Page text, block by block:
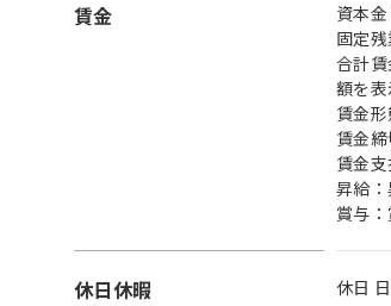
賃金
資本
固定
合計
額を表
賃金
賃金
賃金
昇給
賞与
休日休暇 休日